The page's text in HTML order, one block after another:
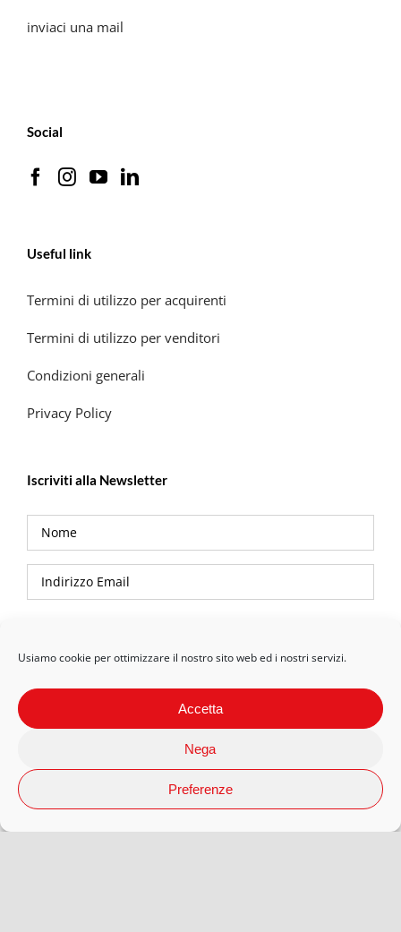
Usiamo cookie per ottimizzare il nostro sito web ed i nostri servizi.
Accetta
Nega
Preferenze
inviaci una mail
Social
Useful link
Termini di utilizzo per acquirenti
Termini di utilizzo per venditori
Condizioni generali
Privacy Policy
Iscriviti alla Newsletter